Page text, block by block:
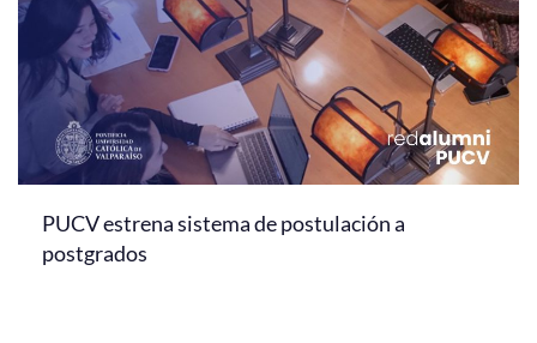
PUCV estrena sistema de postulación a
postgrados